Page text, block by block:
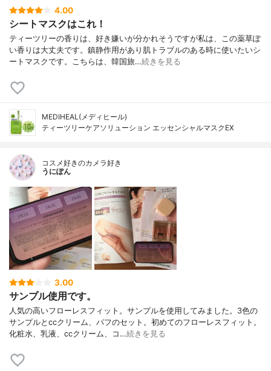
4.00
シートマスクはこれ！
ティーツリーの香りは、好き嫌いが分かれそうですが私は、この薬草ぽ
い香りは大丈夫です。鎮静作用があり肌トラブルのある時に使いたいシ
ートマスクです。こちらは、韓国旅…続きを見る
MEDIHEAL(メディヒール)
ティーツリーケアソリューション エッセンシャルマスクEX
コスメ好きのカメラ好き
うにぽん
3.00
サンプル使用です。
人気の高いフローレスフィット。サンプルを使用してみました。3色の
サンプルとccクリーム、パフのセット。初めてのフローレスフィット。
化粧水、乳液、ccクリーム、コ…続きを見る